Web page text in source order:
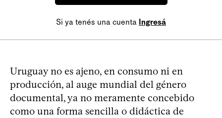
Si ya tenés una cuenta Ingresá
Uruguay no es ajeno, en consumo ni en
producción, al auge mundial del género
documental, ya no meramente concebido
como una forma sencilla o didáctica de